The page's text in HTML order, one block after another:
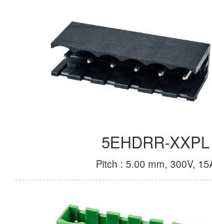
5EHDRR-XXPL
Pitch : 5.00 mm, 300V,